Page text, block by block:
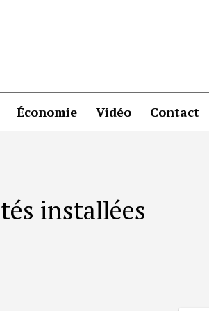
Économie Vidéo Contact
installées